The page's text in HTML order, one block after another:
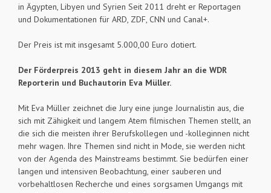
in Ägypten, Libyen und Syrien Seit 2011 dreht er Reportagen
und Dokumentationen für ARD, ZDF, CNN und Canal+.
Der Preis ist mit insgesamt 5.000,00 Euro dotiert.
Der Förderpreis 2013 geht in diesem Jahr an die WDR
Reporterin und Buchautorin Eva Müller.
Mit Eva Müller zeichnet die Jury eine junge Journalistin aus, die
sich mit Zähigkeit und langem Atem filmischen Themen stellt, an
die sich die meisten ihrer Berufskollegen und -kolleginnen nicht
mehr wagen. Ihre Themen sind nicht in Mode, sie werden nicht
von der Agenda des Mainstreams bestimmt. Sie bedürfen einer
langen und intensiven Beobachtung, einer sauberen und
vorbehaltlosen Recherche und eines sorgsamen Umgangs mit